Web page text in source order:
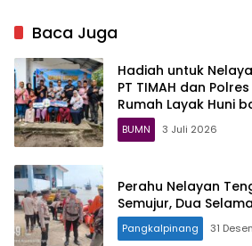
Keuangan
Baca Juga
Hadiah untuk
PT TIMAH dan
Rumah Layak Huni
BUMN 3 Juli 2026
Perahu Nelayan
Semujur, Dua
Pangkalpinang 31